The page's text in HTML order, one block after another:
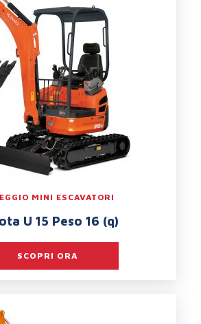
MINI ESCAVATORI
U 15 Peso 16 (q)
SCOPRI ORA